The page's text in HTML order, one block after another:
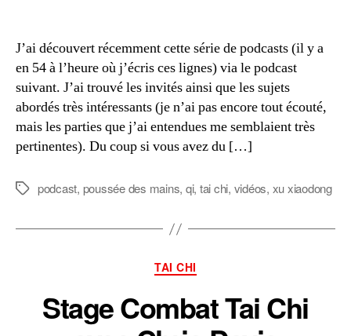
J’ai découvert récemment cette série de podcasts (il y a
en 54 à l’heure où j’écris ces lignes) via le podcast
suivant. J’ai trouvé les invités ainsi que les sujets
abordés très intéressants (je n’ai pas encore tout écouté,
mais les parties que j’ai entendues me semblaient très
pertinentes). Du coup si vous avez du […]
Étiquettes
podcast, poussée des mains, qi, tai chi, vidéos, xu xiaodong
Catégories
TAI CHI
Stage Combat Tai Chi